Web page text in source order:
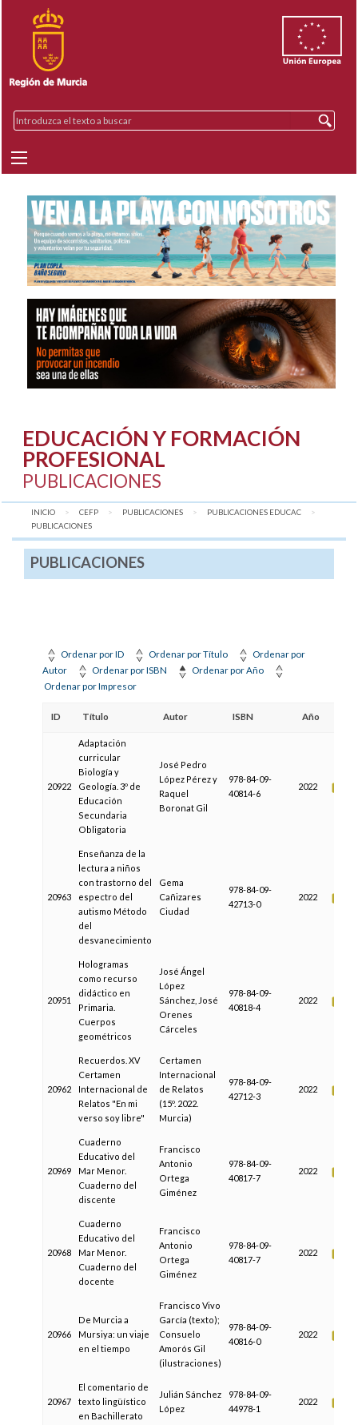
EDUCACIÓN Y FORMACIÓN
PROFESIONAL
PUBLICACIONES
INICIO CEFP PUBLICACIONES
PUBLICACIONES EDUCAC
AQUÍ:
PUBLICACIONES
PUBLICACIONES
Ordenar por ID Ordenar por Título
Ordenar por
Autor
Ordenar por ISBN
Ordenar por Año
Ordenar por Impresor
ID Título Autor ISBN Año
20922
Adaptación
curricular
Biología y
Geología. 3º de
Educación
Secundaria
Obligatoria
José Pedro
López Pérez y
Raquel
Boronat Gil
978-84-09-
40814-6
2022
20963
Enseñanza de la
lectura a niños
con trastorno del
espectro del
autismo Método
del
desvanecimiento
Gema
Cañizares
Ciudad
978-84-09-
42713-0
2022
20951
Hologramas
como recurso
didáctico en
Primaria.
Cuerpos
geométricos
José Ángel
López
Sánchez, José
Orenes
Cárceles
978-84-09-
40818-4
2022
20962
Recuerdos. XV
Certamen
Internacional de
Relatos "En mi
verso soy libre"
Certamen
Internacional
de Relatos
(15º. 2022.
Murcia)
978-84-09-
42712-3
2022
20969
Cuaderno
Educativo del
Mar Menor.
Cuaderno del
discente
Francisco
Antonio
Ortega
Giménez
978-84-09-
40817-7
2022
20968
Cuaderno
Educativo del
Mar Menor.
Cuaderno del
docente
Francisco
Antonio
Ortega
Giménez
978-84-09-
40817-7
2022
20966
De Murcia a
Mursiya: un viaje
en el tiempo
Francisco Vivo
García (texto);
Consuelo
Amorós Gil
(ilustraciones)
978-84-09-
40816-0
2022
20967
El comentario de
texto lingüístico
en Bachillerato
Julián Sánchez
López
978-84-09-
44978-1
2022